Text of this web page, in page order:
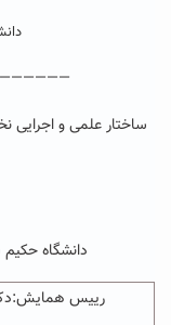
ساختار علمی و
دانشگاه حکیم
رییس